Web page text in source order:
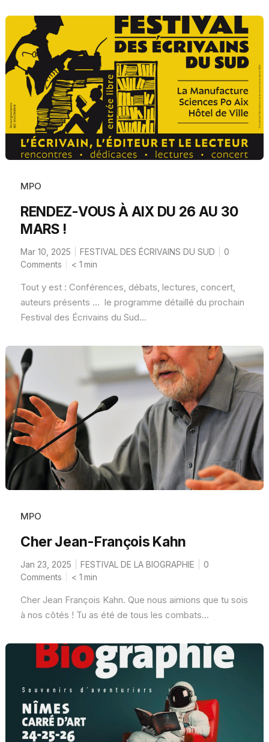
MPO
RENDEZ-VOUS À AIX DU 26 AU 30
MARS !
Mar 10, 2025 FESTIVAL DES ÉCRIVAINS DU SUD
0
Comments
< 1 min
Tout y est : Conférences, débats, lectures, concert,
auteurs présents ... le programme détaillé du prochain
Festival des Écrivains du Sud...
MPO
Cher Jean-François Kahn
Jan 23, 2025 FESTIVAL DE LA BIOGRAPHIE
0
Comments
< 1 min
Cher Jean François Kahn. Que nous aimions que tu sois
à nos côtés ! Tu as été de tous les combats...